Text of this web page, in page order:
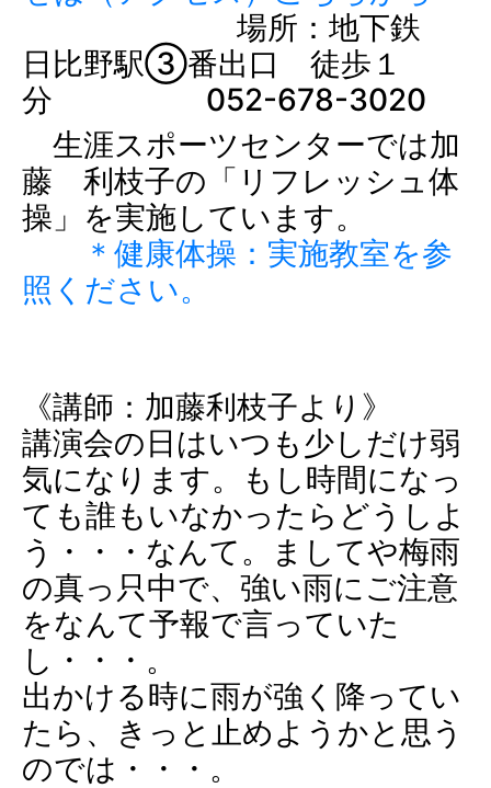
場所：地下鉄
日比野駅③番出口 徒歩１
分 052-678-3020
生涯スポーツセンターでは加
藤 利枝子の「リフレッシュ体
操」を実施しています。
＊健康体操：実施教室を参
照ください。
《講師：加藤利枝子より》
講演会の日はいつも少しだけ弱
気になります。もし時間になっ
ても誰もいなかったらどうしよ
う・・・なんて。ましてや梅雨
の真っ只中で、強い雨にご注意
をなんて予報で言っていた
し・・・。
出かける時に雨が強く降ってい
たら、きっと止めようかと思う
のでは・・・。